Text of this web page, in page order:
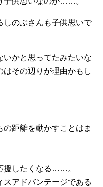
しのぶさんも子供思いで
いかと思ってたみたいな
はその辺りが理由かもし
距離を動かすことはま
援したくなる……。
スアドバンテージである